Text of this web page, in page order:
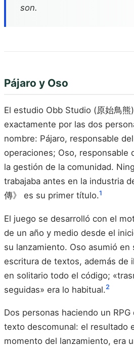
son.
Pájaro y Oso
El estudio Obb Studio (原始鳥
exactamente por las dos
nombre: Pájaro, responsable
operaciones; Oso, responsable
la gestión de la comunidad.
trabajaba antes en la industria
傳》 es su primer título.1
El juego se desarrolló con el
de un año y medio desde el
su lanzamiento. Oso asumió en
escritura de textos, además de
en solitario todo el código;
seguidas» era lo habitual.2
Dos personas haciendo un
texto descomunal: el resultado
momento del lanzamiento, era